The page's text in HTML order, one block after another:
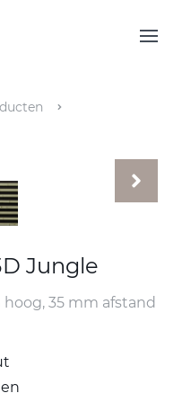
Jungle
35 mm afstand